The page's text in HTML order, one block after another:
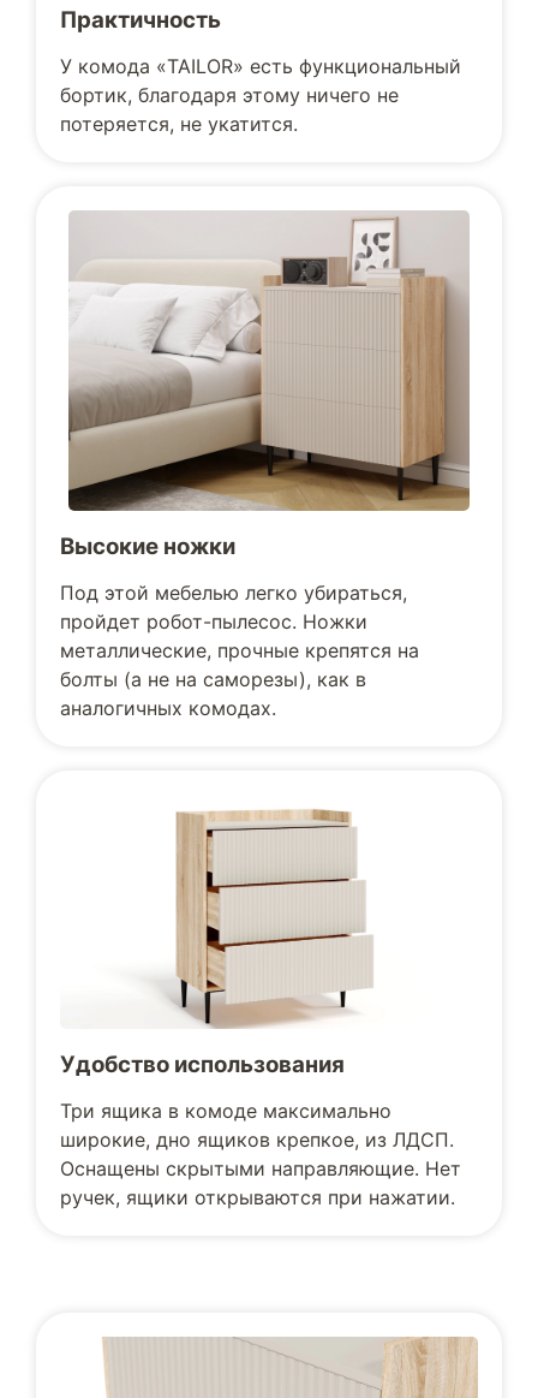
Практичность
У комода «TAILOR» есть функциональный
бортик, благодаря этому ничего не
потеряется, не укатится.
Высокие ножки
Под этой мебелью легко убираться,
пройдет робот-пылесос. Ножки
металлические, прочные крепятся на
болты (а не на саморезы), как в
аналогичных комодах.
Удобство использования
Три ящика в комоде максимально
широкие, дно ящиков крепкое, из ЛДСП.
Оснащены скрытыми направляющие. Нет
ручек, ящики открываются при нажатии.